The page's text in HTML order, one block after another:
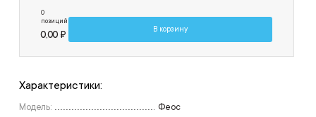
0
позиций
0,00 ₽
В корзину
Характеристики:
Модель:
Феос